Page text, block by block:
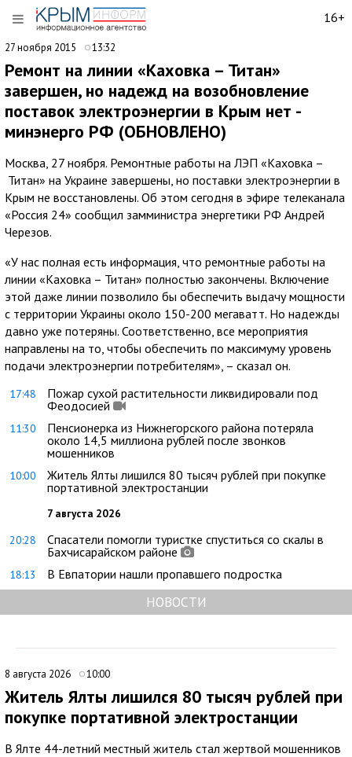
16+
27 ноября 2015 13:32
Ремонт на линии «Каховка – Титан»
завершен, но надежд на возобновление
поставок электроэнергии в Крым нет -
минэнерго РФ (ОБНОВЛЕНО)
Москва, 27 ноября. Ремонтные работы на ЛЭП «Каховка –
Титан» на Украине завершены, но поставки электроэнергии в
Крым не восстановлены. Об этом сегодня в эфире телеканала
«Россия 24» сообщил замминистра энергетики РФ Андрей
Черезов.
«У нас полная есть информация, что ремонтные работы на
линии «Каховка – Титан» полностью закончены. Включение
этой даже линии позволило бы обеспечить выдачу мощности
с территории Украины около 150-200 мегаватт. Но надежды
давно уже потеряны. Соответственно, все мероприятия
направлены на то, чтобы обеспечить по максимуму уровень
подачи электроэнергии потребителям», – сказал он.
17:48
Пожар сухой растительности ликвидировали под
Феодосией
11:30
Пенсионерка из Нижнегорского района потеряла
около 14,5 миллиона рублей после звонков
мошенников
10:00
Житель Ялты лишился 80 тысяч рублей при покупке
портативной электростанции
7 августа 2026
20:28
Спасатели помогли туристке спуститься со скалы в
Бахчисарайском районе
18:13 В Евпатории нашли пропавшего подростка
НОВОСТИ
8 августа 2026 10:00
Житель Ялты лишился 80 тысяч рублей при
покупке портативной электростанции
В Ялте 44-летний местный житель стал жертвой мошенников